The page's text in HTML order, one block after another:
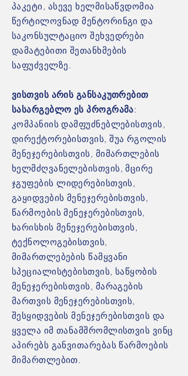
პაკეტი, ასევე ხელმისაწვდომია
წერტილოვნად მენტორინგი და
საკონსულტაციო შეხვედრები
დამატებითი შეთანხმების
საფუძველზე.
ვისთვის არის განსაკუთრებით
სასარგებლო ეს პროგრამა:
კომპანიის დამფუძნებლებისთვის,
დირექტორებისთვის, შუა რგოლის
მენეჯერებისთვის, მიმართლების
ხელმძღვანელებისთვის, მცირე
ჯგუფების ლიდერებისთვის,
გაყიდვების მენეჯერებისთვის,
წარმოების მენეჯერებისთვის,
ხარისხის მენეჯერებისთვის,
ტექნოლოგებისთვის,
მიმართლებების წამყვანი
სპეციალისტებისთვის, საწყობის
მენეჯერებისთვის, მარაგების
მართვის მენეჯერებისთვის,
შესყიდვების მენეჯერებისთვის და
ყველა იმ თანამშრომლისთვის ვინც
აპირებს განვითარებას წარმოების
მიმართლებით.